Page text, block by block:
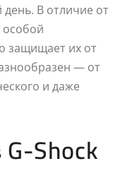
В отличие от
особой
защищает их от
— от
и даже
Shock